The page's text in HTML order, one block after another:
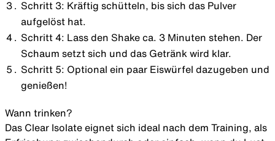
Schritt 3: Kräftig schütteln, bis sich das Pulver
aufgelöst hat.
Schritt 4: Lass den Shake ca. 3 Minuten stehen. Der
Schaum setzt sich und das Getränk wird klar.
Schritt 5: Optional ein paar Eiswürfel dazugeben und
genießen!
Wann trinken?
Das Clear Isolate eignet sich ideal nach dem Training, als